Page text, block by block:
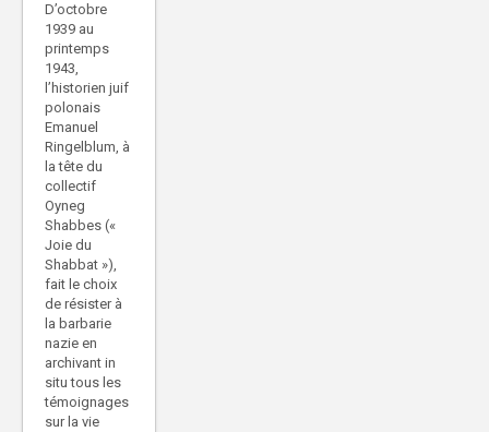
D’octobre
1939 au
printemps
1943,
l’historien juif
polonais
Emanuel
Ringelblum, à
la tête du
collectif
Oyneg
Shabbes («
Joie du
Shabbat »),
fait le choix
de résister à
la barbarie
nazie en
archivant in
situ tous les
témoignages
sur la vie